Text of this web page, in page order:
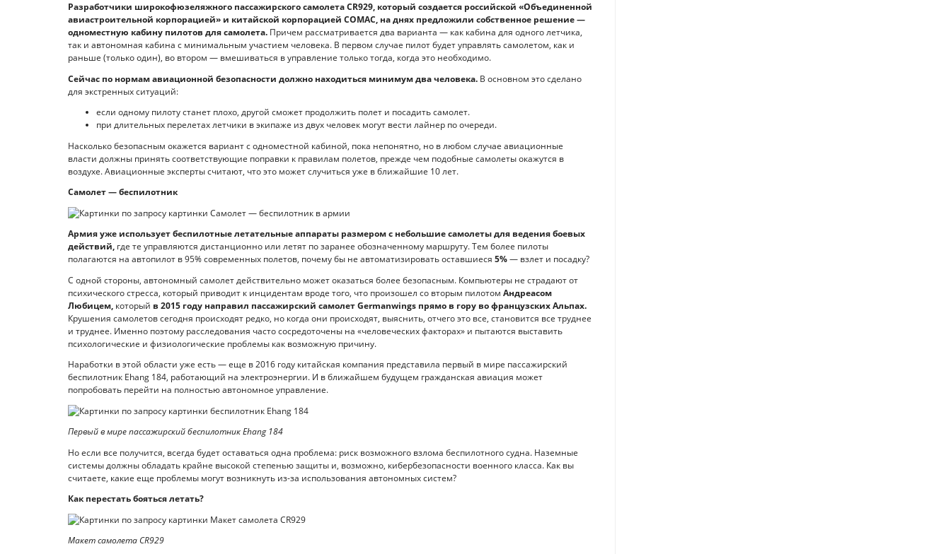
Разработчики широкофюзеляжного пассажирского самолета CR929, который создается российской «Объединенной
авиастроительной корпорацией» и китайской корпорацией COMAC, на днях предложили собственное решение —
одноместную кабину пилотов для самолета. Причем рассматривается два варианта — как кабина для одного летчика,
так и автономная кабина с минимальным участием человека. В первом случае пилот будет управлять самолетом, как и
раньше (только один), во втором — вмешиваться в управление только тогда, когда это необходимо.
Сейчас по нормам авиационной безопасности должно находиться минимум два человека. В основном это сделано
для экстренных ситуаций:
если одному пилоту станет плохо, другой сможет продолжить полет и посадить самолет.
при длительных перелетах летчики в экипаже из двух человек могут вести лайнер по очереди.
Насколько безопасным окажется вариант с одноместной кабиной, пока непонятно, но в любом случае авиационные
власти должны принять соответствующие поправки к правилам полетов, прежде чем подобные самолеты окажутся в
воздухе. Авиационные эксперты считают, что это может случиться уже в ближайшие 10 лет.
Самолет — беспилотник
Армия уже использует беспилотные летательные аппараты размером с небольшие самолеты для ведения боевых
действий, где те управляются дистанционно или летят по заранее обозначенному маршруту. Тем более пилоты
полагаются на автопилот в 95% современных полетов, почему бы не автоматизировать оставшиеся 5%— взлет и посадку?
С одной стороны, автономный самолет действительно может оказаться более безопасным. Компьютеры не страдают от
психического стресса, который приводит к инцидентам вроде того, что произошел со вторым пилотом Андреасом
Любицем, который в 2015 году направил пассажирский самолет Germanwings прямо в гору во французских Альпах.
Крушения самолетов сегодня происходят редко, но когда они происходят, выяснить, отчего это все, становится все труднее
и труднее. Именно поэтому расследования часто сосредоточены на «человеческих факторах» и пытаются выставить
психологические и физиологические проблемы как возможную причину.
Наработки в этой области уже есть — еще в 2016 году китайская компания представила первый в мире пассажирский
беспилотник Ehang 184, работающий на электроэнергии. И в ближайшем будущем гражданская авиация может
попробовать перейти на полностью автономное управление.
Первый в мире пассажирский беспилотник Ehang 184
Но если все получится, всегда будет оставаться одна проблема: риск возможного взлома беспилотного судна. Наземные
системы должны обладать крайне высокой степенью защиты и, возможно, кибербезопасности военного класса. Как вы
считаете, какие еще проблемы могут возникнуть из-за использования автономных систем?
Как перестать бояться летать?
Макет самолета CR929